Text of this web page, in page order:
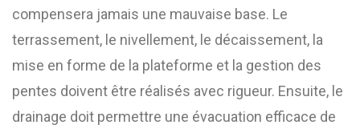
compensera jamais une mauvaise base. Le
terrassement, le nivellement, le décaissement, la
mise en forme de la plateforme et la gestion des
pentes doivent être réalisés avec rigueur. Ensuite, le
drainage doit permettre une évacuation efficace de